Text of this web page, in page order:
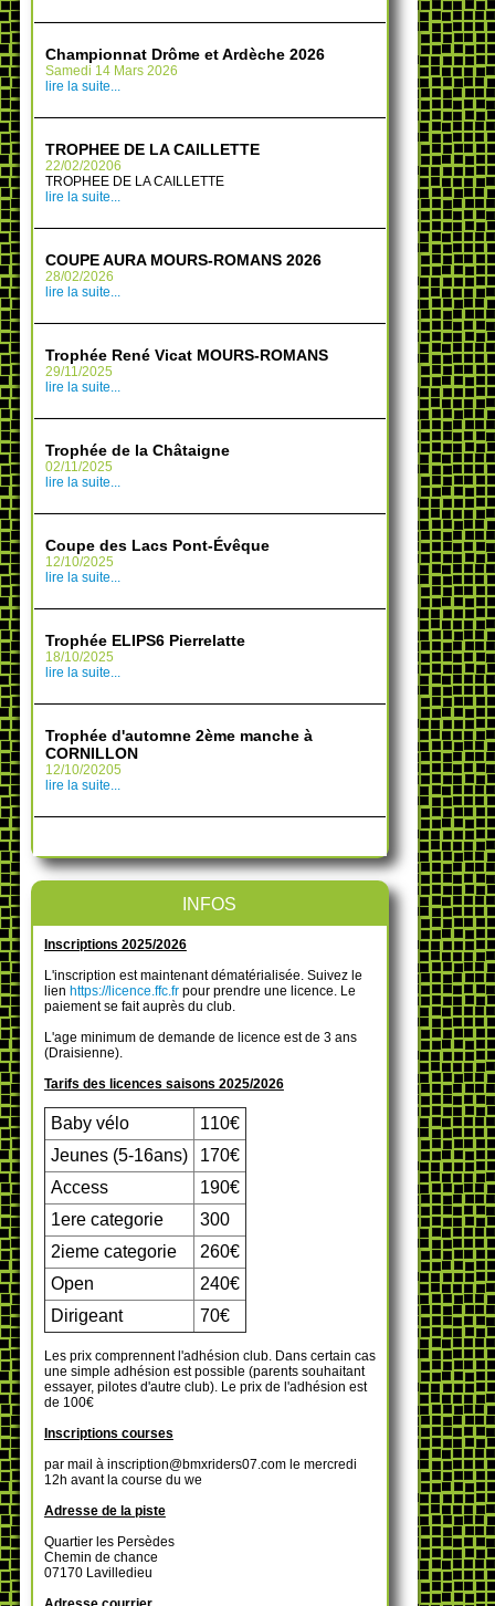
Championnat Drôme et Ardèche 2026
Samedi 14 Mars 2026
lire la suite...
TROPHEE DE LA CAILLETTE
22/02/20206
TROPHEE DE LA CAILLETTE
lire la suite...
COUPE AURA MOURS-ROMANS 2026
28/02/2026
lire la suite...
Trophée René Vicat MOURS-ROMANS
29/11/2025
lire la suite...
Trophée de la Châtaigne
02/11/2025
lire la suite...
Coupe des Lacs Pont-Évêque
12/10/2025
lire la suite...
Trophée ELIPS6 Pierrelatte
18/10/2025
lire la suite...
Trophée d'automne 2ème manche à
CORNILLON
12/10/20205
lire la suite...
INFOS
Inscriptions 2025/2026
L'inscription est maintenant dématérialisée. Suivez le
lien https://licence.ffc.frpour prendre une licence. Le
paiement se fait auprès du club.
L'age minimum de demande de licence est de 3 ans
(Draisienne).
Tarifs des licences saisons 2025/2026
Baby vélo
110€
Jeunes (5-16ans)
170€
Access
190€
1ere categorie
300
2ieme categorie
260€
Open
240€
Dirigeant
70€
Les prix comprennent l'adhésion club. Dans certain cas
une simple adhésion est possible (parents souhaitant
essayer, pilotes d'autre club). Le prix de l'adhésion est
de 100€
Inscriptions courses
par mail à inscription@bmxriders07.com le mercredi
12h avant la course du we
Adresse de la piste
Quartier les Persèdes
Chemin de chance
07170 Lavilledieu